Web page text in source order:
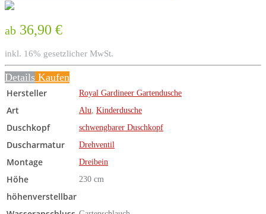
ab 36,90 €
inkl. 16% gesetzlicher MwSt.
Details Kaufen
Hersteller Royal Gardineer Gartendusche
Art Alu Kinderdusche
Duschkopf schwengbarer Duschkopf
Duscharmatur Drehventil
Montage Dreibein
Höhe 230 cm
höhenverstellbar